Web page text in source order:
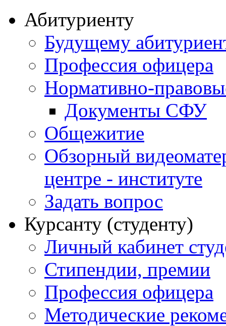
Абитуриенту
Будущему
Профессия офицера
Нормативно-
Документы СФУ
Общежитие
Обзорный
центре - институте
Задать вопрос
Курсанту (студенту)
Личный кабинет
Стипендии, премии
Профессия офицера
Методические